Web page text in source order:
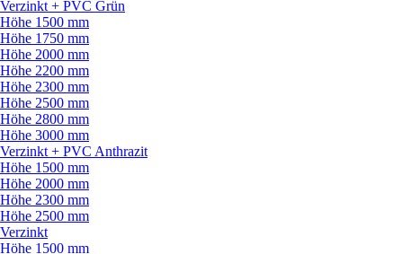
Verzinkt + PVC Grün
Höhe 1500 mm
Höhe 1750 mm
Höhe 2000 mm
Höhe 2200 mm
Höhe 2300 mm
Höhe 2500 mm
Höhe 2800 mm
Höhe 3000 mm
Verzinkt + PVC Anthrazit
Höhe 1500 mm
Höhe 2000 mm
Höhe 2300 mm
Höhe 2500 mm
Verzinkt
Höhe 1500 mm